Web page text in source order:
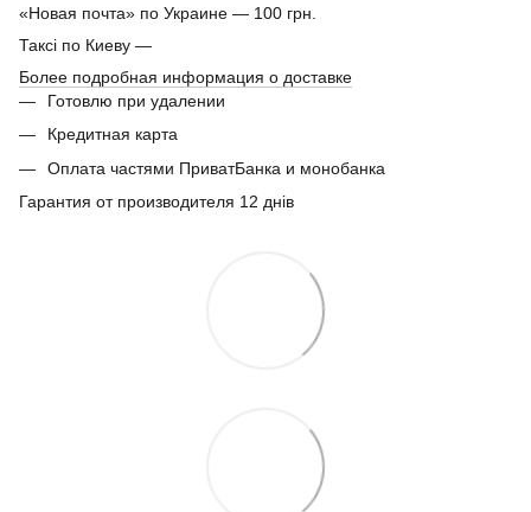
«Новая почта» по Украине — 100 грн.
Таксі по Киеву —
Более подробная информация о доставке
Готовлю при удалении
Кредитная карта
Оплата частями ПриватБанка и монобанка
Гарантия от производителя 12 днів